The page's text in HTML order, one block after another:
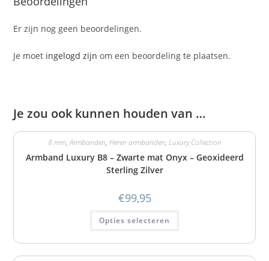
Er zijn nog geen beoordelingen.
Je moet ingelogd zijn om een beoordeling te plaatsen.
Je zou ook kunnen houden van …
8 mm,Armbanden, Heren armbanden, Luxury Collection
Armband Luxury B8 – Zwarte mat Onyx – Geoxideerd
Sterling Zilver
€99,95
Opties selecteren